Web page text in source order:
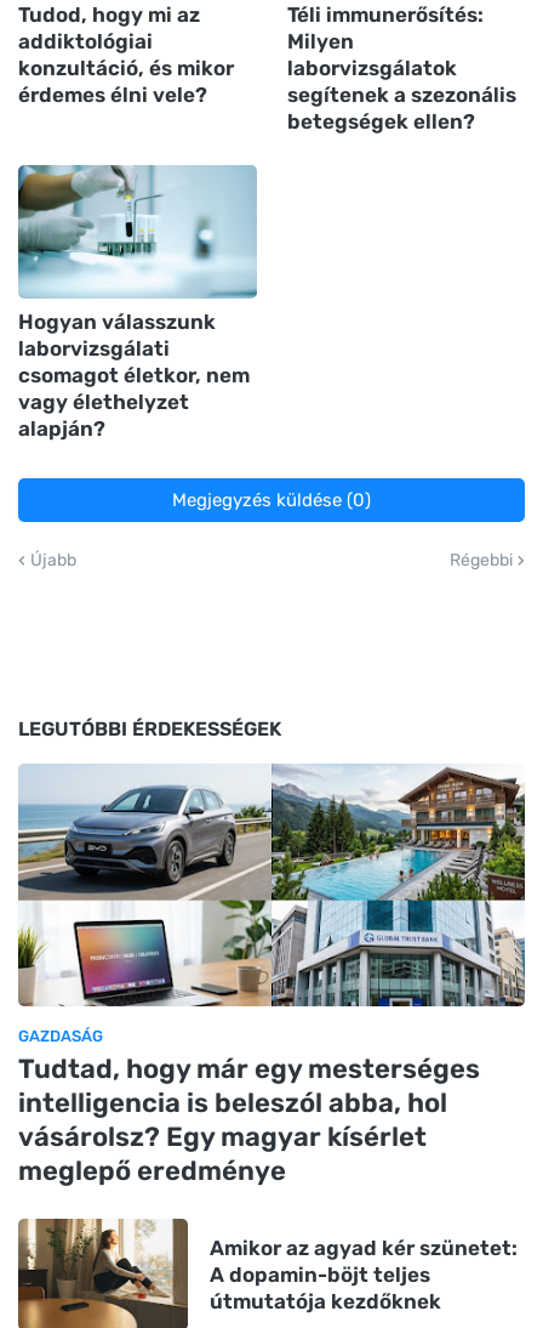
Tudod, hogy mi az
addiktológiai
konzultáció, és mikor
érdemes élni vele?
Téli immunerősítés:
Milyen
laborvizsgálatok
segítenek a szezonális
betegségek ellen?
Hogyan válasszunk
laborvizsgálati
csomagot életkor, nem
vagy élethelyzet
alapján?
Megjegyzés küldése (0)
Újabb Régebbi
LEGUTÓBBI ÉRDEKESSÉGEK
GAZDASÁG
Tudtad, hogy már egy mesterséges
intelligencia is beleszól abba, hol
vásárolsz? Egy magyar kísérlet
meglepő eredménye
Amikor az agyad kér szünetet:
A dopamin-böjt teljes
útmutatója kezdőknek